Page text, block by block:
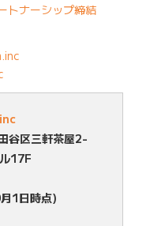
トナーシップ締結
谷区三軒茶屋2-
17F
1日時点)